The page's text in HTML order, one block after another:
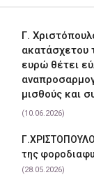
Γ.
ακατάσχετου
ευρώ θέτει
μισθούς και
(10.06.2026)
της
(28.05.2026)